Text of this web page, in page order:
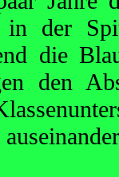
in der
die
den